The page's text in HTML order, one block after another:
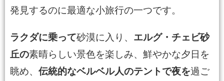
発見するのに最適な小旅行の一つです。
ラクダに乗って砂漠に入り、 エルグ・チェビ砂
丘の素晴らしい景色を楽しみ、鮮やかな夕日を
眺め、 伝統的なベルベル人のテントで夜を過ご